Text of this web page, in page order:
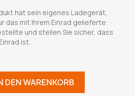
hat sein eigenes Ladegerät,
das mit Ihrem Einrad gelieferte
und stellen Sie sicher, dass
ist.
DEN WARENKORB